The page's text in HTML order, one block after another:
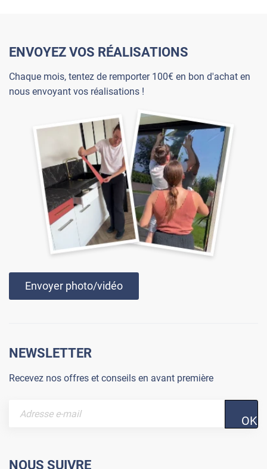
ENVOYEZ VOS RÉALISATIONS
Chaque mois, tentez de remporter 100€ en bon d'achat en
nous envoyant vos réalisations !
Envoyer photo/vidéo
NEWSLETTER
Recevez nos offres et conseils en avant première
OK
NOUS SUIVRE